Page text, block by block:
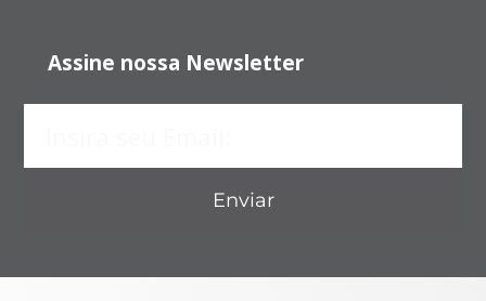
Assine nossa Newsletter
Enviar